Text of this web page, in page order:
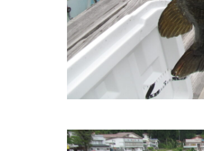
ト
/
貸
し
竿
/
エ
イ